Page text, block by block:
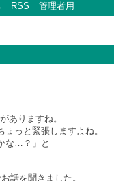
RSS 管理者用
ありますね。
っと緊張しますよね。
な…？」と
話を聞きました。